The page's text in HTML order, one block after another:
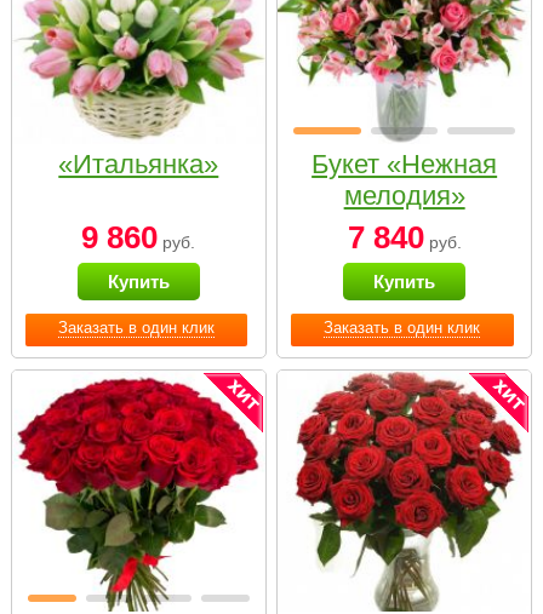
Заказать в один клик
«Итальянка»
9 860 руб.
Купить
Заказать в один клик
Букет «Нежная
мелодия»
7 840руб.
Купить